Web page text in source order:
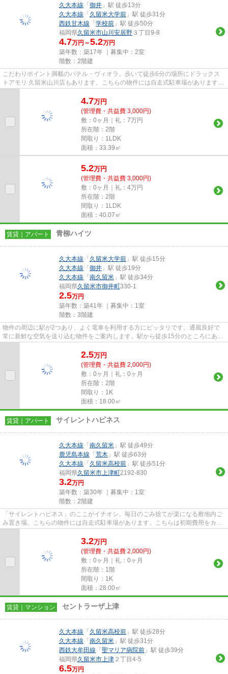
久大本線 「御井 」駅 徒歩13分
久大本線 「久留米大学前 」駅 徒歩31分
西鉄甘木線 「学校前 」駅 徒歩50分
福岡県久留米市山川安居野 ３丁目9-8
4.7万円～5.2万円
築年数：築17年 ｜募集中： 2室
階数：2階建
こだわりポイント満載のパテル・ヴィオラ。歩いて徒歩6分の場所にドラックス
トアモリ 久留米山川店もあります。こちらの物件には自走式駐車場があります。
こちらの物件はアパートです...
4.7万円
(管理費・共益費 3,000円)
敷：0ヶ月｜礼：7万円
所在階：2階
間取り：1LDK
面積：33.39㎡
5.2万円
(管理費・共益費 3,000円)
敷：0ヶ月｜礼：4万円
所在階：2階
間取り：1LDK
面積：40.07㎡
賃貸｜アパート 青柳ハイツ
久大本線 「久留米大学前 」駅 徒歩15分
久大本線 「御井 」駅 徒歩19分
久大本線 「南久留米 」駅 徒歩34分
福岡県久留米市御井町330-1
2.5万円
築年数：築41年 ｜募集中： 1室
階数：3階建
物件の周辺に駅が2つあり、よく電車を利用する方にピッタリです。通風良好で
常に新鮮な空気を送り込む物件をご案内します。駅から徒歩15分のところにある
物件はいかがでしょうか。こち...
2.5万円
(管理費・共益費 2,000円)
敷：0ヶ月｜礼：0ヶ月
所在階：2階
間取り：1K
面積：18.00㎡
賃貸｜アパート サイレントハピネス
久大本線 「南久留米 」駅 徒歩49分
鹿児島本線 「荒木 」駅 徒歩63分
久大本線 「久留米高校前 」駅 徒歩51分
福岡県久留米市 上津町2192-830
3.2万円
築年数：築30年 ｜募集中： 1室
階数：2階建
「サイレントハピネス」のここがイチオシ。毎日のごみ捨てが楽になる敷地内ご
み置き場。こちらの物件には自走式駐車場があります。こちらは初期費用をカー
ドでお支払いいただける物件...
3.2万円
(管理費・共益費 2,000円)
敷：0ヶ月｜礼：0ヶ月
所在階：1階
間取り：1K
面積：28.00㎡
賃貸｜マンション セントラーザ上津
久大本線 「久留米高校前 」駅 徒歩28分
久大本線 「南久留米 」駅 徒歩31分
西鉄大牟田線 「聖マリア病院前 」駅 徒歩39分
福岡県久留米市 上津 ２丁目4-5
6.5万円